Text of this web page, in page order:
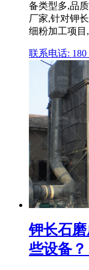
备类型多,品
厂家,针对钾
细粉加工项
联系电话: 180
钾长石
些设备